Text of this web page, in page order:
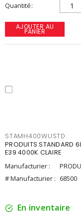
Quantité
AJOUTER AU
PANIER
STAMH400WUSTD
PRODUITS STANDARD
E39 4000K CLAIRE
Manufacturier :
# Manufacturier : 68500
En inventaire